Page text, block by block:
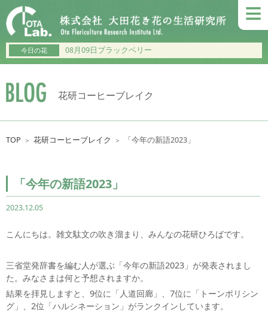
≡
今日の花 08月09日ブラックベリー
花研コーヒーブレイク
TOP ＞ 花研コーヒーブレイク ＞ 「今年の新語2023」
「今年の新語2023」
2023.12.05
こんにちは。雑文駄文の吹き溜まり、みんなの花研ひろばです。
三省堂発辞書を編む人が選ぶ「今年の新語2023」が発表されまし
た。みなさまは何と予想されますか。
結果を拝見しますと、9位に「人道回廊」、7位に「トーンポリシン
グ」、2位「ハルシネーション」がランクインしています。